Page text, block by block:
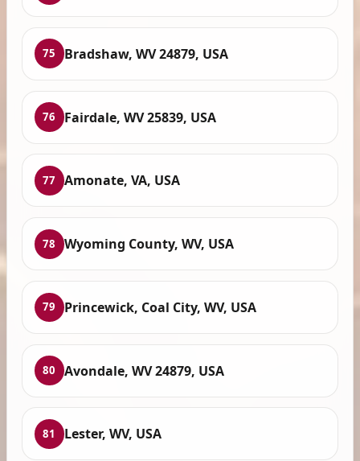
75 Bradshaw, WV 24879, USA
76 Fairdale, WV 25839, USA
77 Amonate, VA, USA
78 Wyoming County, WV, USA
79 Princewick, Coal City, WV, USA
80 Avondale, WV 24879, USA
81 Lester, WV, USA